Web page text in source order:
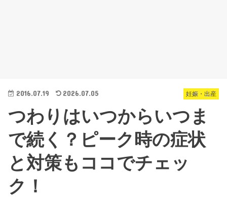
妊娠・出産
2016.07.19 2026.07.05
つわりはいつからいつま
で続く？ピーク時の症状
と対策もココでチェッ
ク！